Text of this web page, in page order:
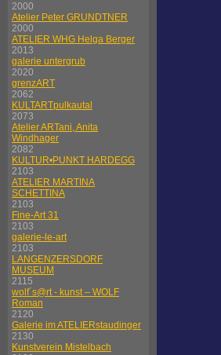
2000
Atelier Peter GRUNDTNER
2000
ATELIER WHG Helga Berger
2013
galerie untergrub
2020
grenzART
2062
KULTARTpulkautal
2073
Atelier ARTani, Anita
Windhager
2082
KULTUR•PUNKT HARDEGG
2103
ATELIER MARTINA
SCHETTINA
2103
Fine-Art 31
2103
galerie-le-art
2103
LANGENZERSDORF
MUSEUM
2115
wolf´s@rt - kunst – WOLF
Roman
2120
Galerie im ATELIERstaudinger
2130
Kunstverein Mistelbach